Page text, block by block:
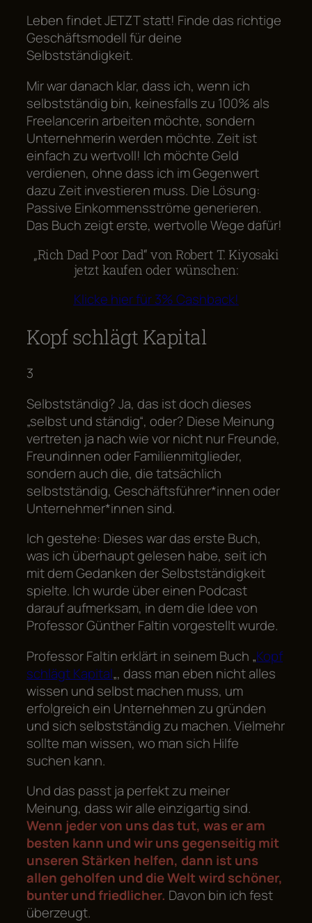
Leben findet JETZT statt! Finde das richtige
Geschäftsmodell für deine
Selbstständigkeit.
Mir war danach klar, dass ich, wenn ich
selbstständig bin, keinesfalls zu 100% als
Freelancerin arbeiten möchte, sondern
Unternehmerin werden möchte. Zeit ist
einfach zu wertvoll! Ich möchte Geld
verdienen, ohne dass ich im Gegenwert
dazu Zeit investieren muss. Die Lösung:
Passive Einkommensströme generieren.
Das Buch zeigt erste, wertvolle Wege dafür!
„Rich Dad Poor Dad“ von Robert T. Kiyosaki
jetzt kaufen oder wünschen:
Klicke hier für 3% Cashback!
Kopf schlägt Kapital
3
Selbstständig? Ja, das ist doch dieses
„selbst und ständig“, oder? Diese Meinung
vertreten ja nach wie vor nicht nur Freunde,
Freundinnen oder Familienmitglieder,
sondern auch die, die tatsächlich
selbstständig, Geschäftsführer*innen oder
Unternehmer*innen sind.
Ich gestehe: Dieses war das erste Buch,
was ich überhaupt gelesen habe, seit ich
mit dem Gedanken der Selbstständigkeit
spielte. Ich wurde über einen Podcast
darauf aufmerksam, in dem die Idee von
Professor Günther Faltin vorgestellt wurde.
Professor Faltin erklärt in seinem Buch „Kopf
schlägt Kapital„, dass man eben nicht alles
wissen und selbst machen muss, um
erfolgreich ein Unternehmen zu gründen
und sich selbstständig zu machen. Vielmehr
sollte man wissen, wo man sich Hilfe
suchen kann.
Und das passt ja perfekt zu meiner
Meinung, dass wir alle einzigartig sind.
Wenn jeder von uns das tut, was er am
besten kann und wir uns gegenseitig mit
unseren Stärken helfen, dann ist uns
allen geholfen und die Welt wird schöner,
bunter und friedlicher. Davon bin ich fest
überzeugt.